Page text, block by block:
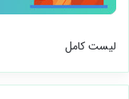
لیست کامل